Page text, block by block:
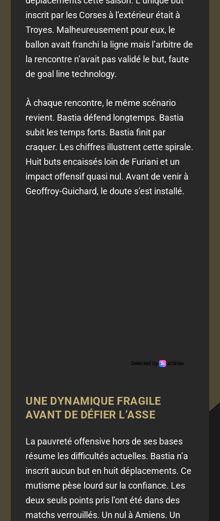
inscrit par les Corses à l’extérieur était à
Troyes. Malheureusement pour eux, le
ballon avait franchi la ligne mais l’arbitre de
la rencontre n’avait pas validé le but, faute
de goal line technology.
À chaque rencontre, le même scénario
revient. Bastia défend longtemps. Bastia
subit les temps forts. Bastia finit par
craquer. Les chiffres illustrent cette spirale.
Huit buts encaissés loin de Furiani et un
impact offensif quasi nul. Avant de venir à
Geoffroy-Guichard, le doute s’est installé.
UNE DYNAMIQUE FRAGILE
AVANT DE DÉFIER L’ASSE
La pauvreté offensive hors de ses bases
résume les difficultés actuelles. Bastia n’a
inscrit aucun but en huit déplacements. Ce
mutisme pèse lourd sur la confiance. Les
deux seuls points pris l’ont été dans des
matchs verrouillés. Un nul à Amiens. Un